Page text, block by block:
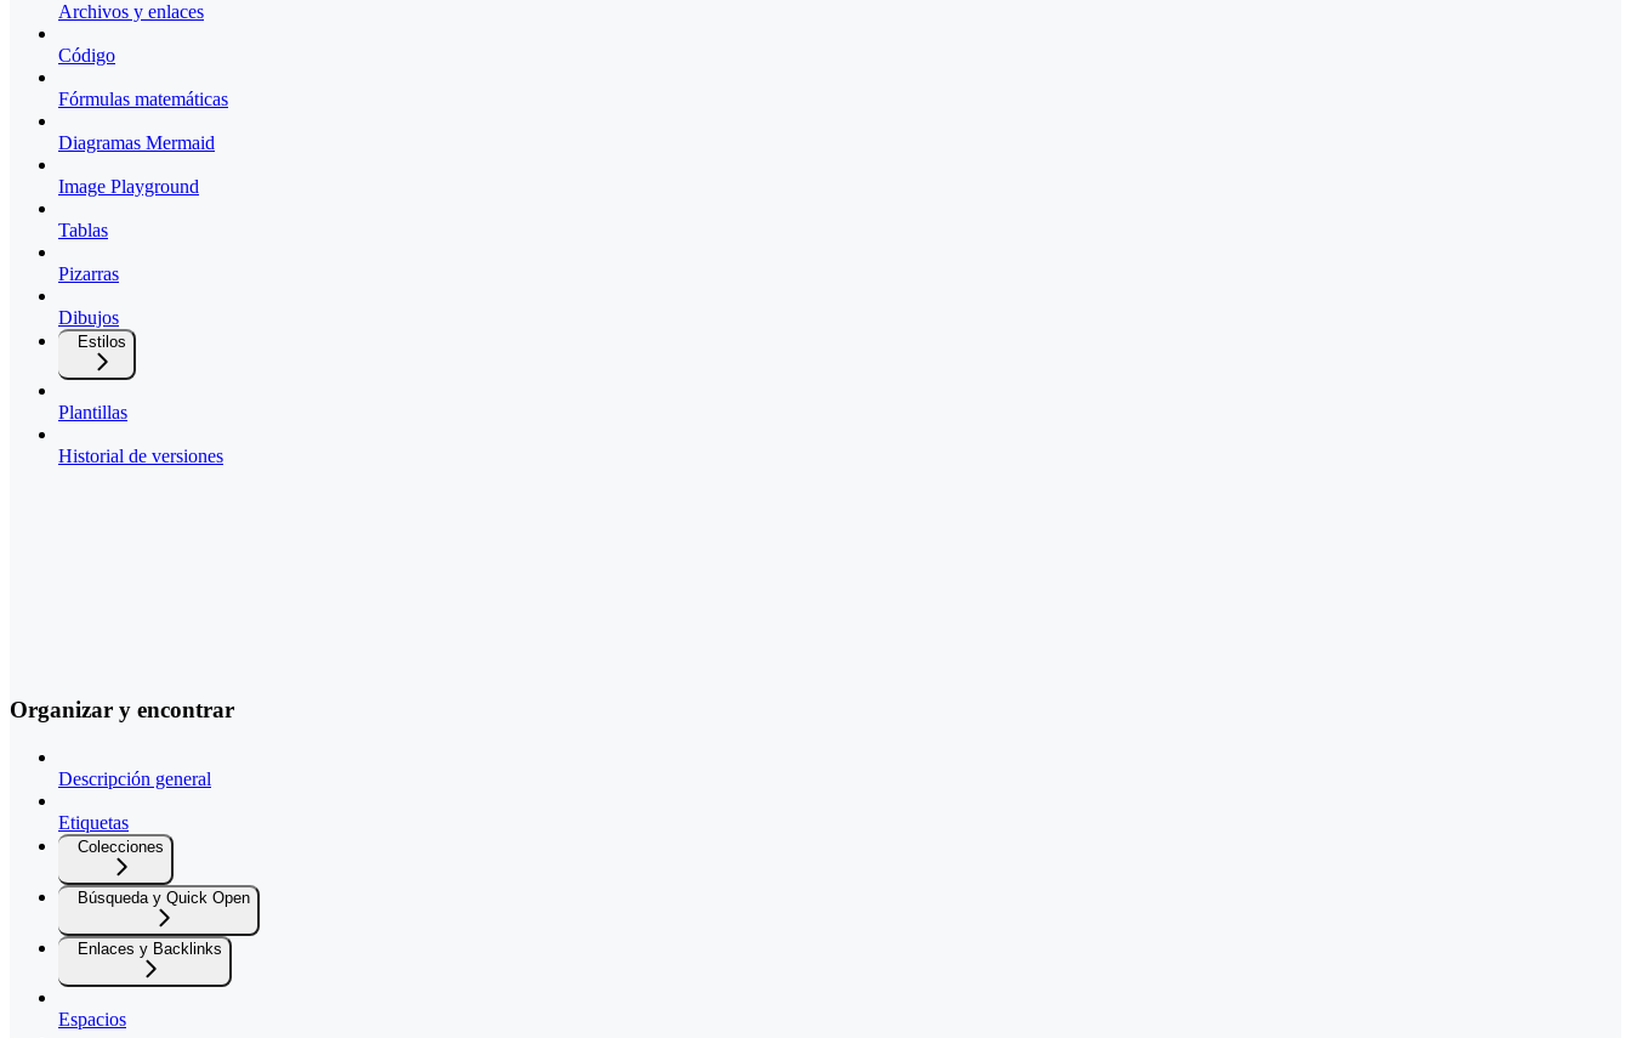
Archivos y enlaces
Código
Fórmulas matemáticas
Diagramas Mermaid
Image Playground
Tablas
Pizarras
Dibujos
Estilos
Plantillas
Historial de versiones
Organizar y encontrar
Descripción general
Etiquetas
Colecciones
Búsqueda y Quick Open
Enlaces y Backlinks
Espacios